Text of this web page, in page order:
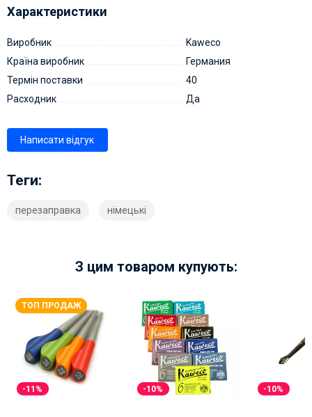
Характеристики
Виробник
Kaweco
Країна виробник
Германия
Термін поставки
40
Расходник
Да
Написати відгук
Теги:
перезаправка німецькі
З цим товаром купують:
ТОП ПРОДАЖ
-11% -10% -10%